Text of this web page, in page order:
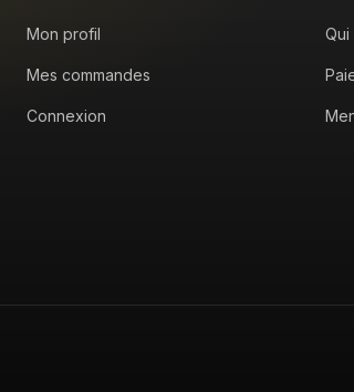
Mon profil
Mes commandes
Connexion
Qui